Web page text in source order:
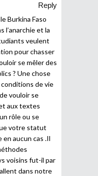
Reply
Burkina Faso
l’anarchie et la
veulent
pour chasser
se mêler des
? Une chose
de vie
vouloir se
aux textes
rôle ou se
votre statut
en aucun cas .Il
voisins fut-il par
dans notre